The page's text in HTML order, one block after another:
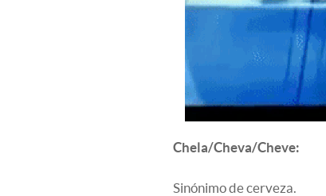
Chela/Cheva/Cheve:
Sinónimo de cerveza.